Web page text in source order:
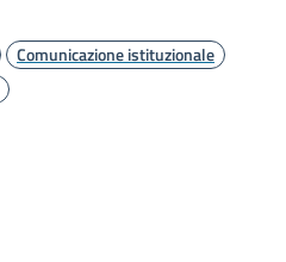
Comunicazione istituzionale